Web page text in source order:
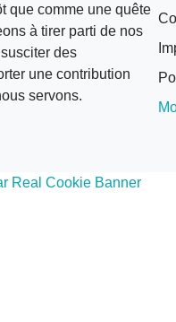
que comme une quête
à tirer parti de nos
des
une contribution
servons.
Real Cookie Banner